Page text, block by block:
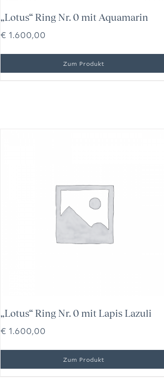
„Lotus“ Ring Nr. 0 mit Aquamarin
€ 1.600,00
„Lotus“ Ring Nr. 0 mit Lapis Lazuli
€ 1.600,00